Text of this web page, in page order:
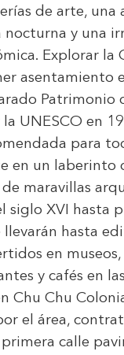
de arte, una
nocturna y una
Explorar la
asentamiento
Patrimonio
UNESCO en
para
en un laberinto
de maravillas
siglo XVI hasta
llevarán hasta
en
y cafés en
Chu Chu
el área,
calle